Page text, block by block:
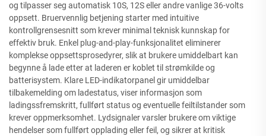
og tilpasser seg automatisk 10S, 12S eller andre vanlige 36-volts
oppsett. Bruervennlig betjening starter med intuitive
kontrollgrensesnitt som krever minimal teknisk kunnskap for
effektiv bruk. Enkel plug-and-play-funksjonalitet eliminerer
komplekse oppsettsprosedyrer, slik at brukere umiddelbart kan
begynne å lade etter at laderen er koblet til strømkilde og
batterisystem. Klare LED-indikatorpanel gir umiddelbar
tilbakemelding om ladestatus, viser informasjon som
ladingssfremskritt, fullført status og eventuelle feiltilstander som
krever oppmerksomhet. Lydsignaler varsler brukere om viktige
hendelser som fullført opplading eller feil, og sikrer at kritisk